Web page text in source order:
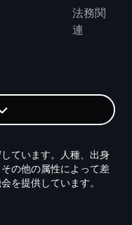
法務関
連
ています。人種、出身
の他の属性によって差
を提供しています。